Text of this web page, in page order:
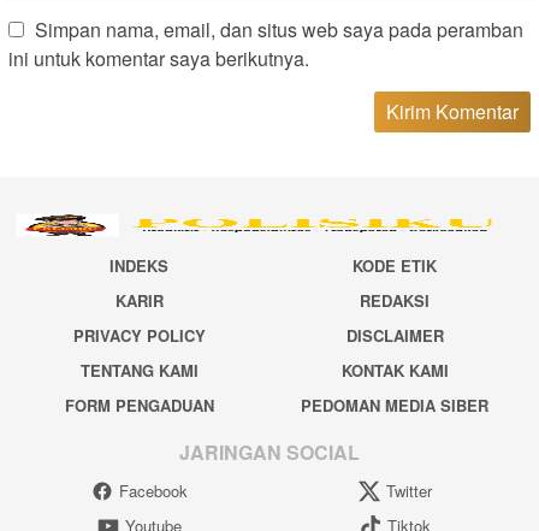
Simpan nama, email, dan situs web saya pada peramban
ini untuk komentar saya berikutnya.
INDEKS
KODE ETIK
KARIR
REDAKSI
PRIVACY POLICY
DISCLAIMER
TENTANG KAMI
KONTAK KAMI
FORM PENGADUAN
PEDOMAN MEDIA SIBER
JARINGAN SOCIAL
Facebook
Twitter
Youtube
Tiktok